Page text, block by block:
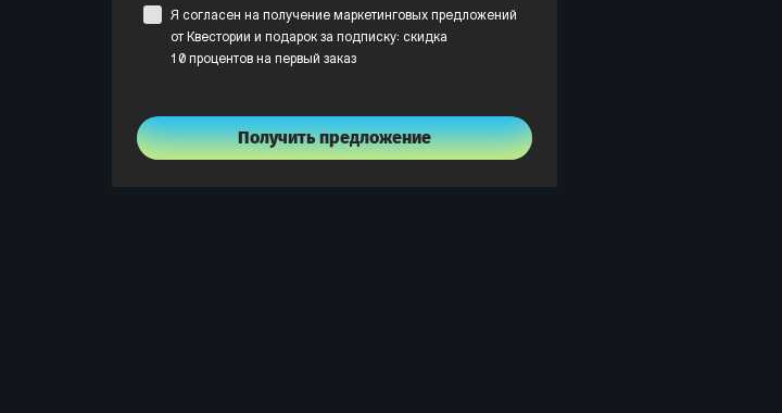
Я согласен на получение маркетинговых предложений
от Квестории и подарок за подписку: скидка
10 процентов на первый заказ
Получить предложение